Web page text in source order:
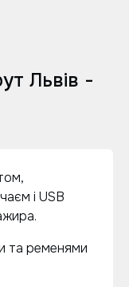
Львів -
і USB
та ременями